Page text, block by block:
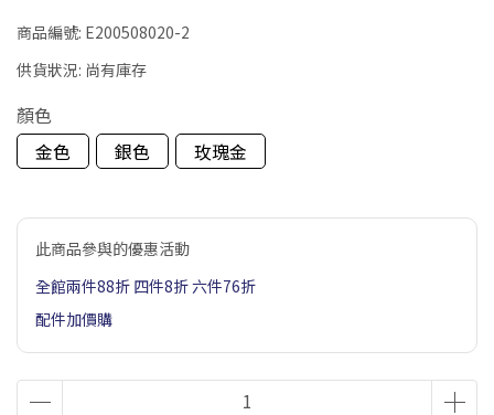
商品編號: E200508020-2
供貨狀況: 尚有庫存
顏色
金色
銀色 玫瑰金
此商品參與的優惠活動
全館兩件88折 四件8折 六件76折
配件加價購